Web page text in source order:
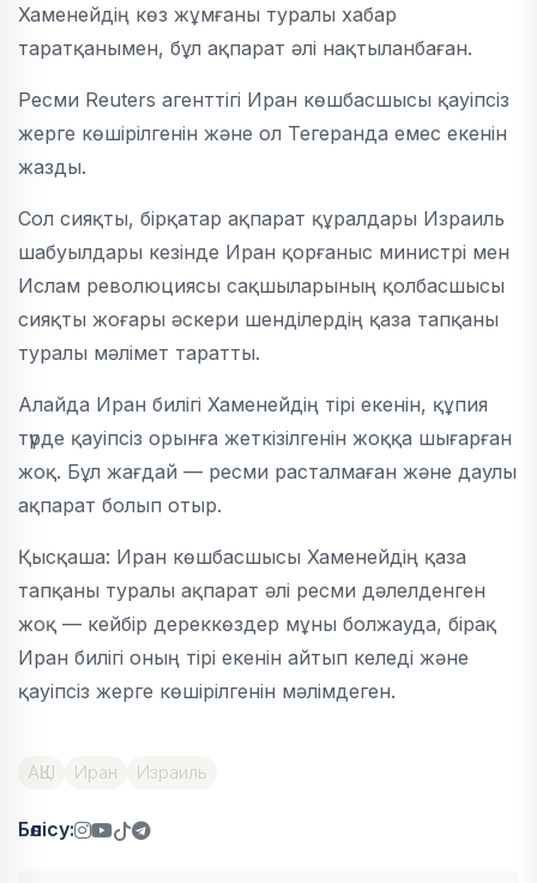
Хаменейдің көз жұмғаны туралы хабар
таратқанымен, бұл ақпарат әлі нақтыланбаған.
Ресми Reuters агенттігі Иран көшбасшысы қауіпсіз
жерге көшірілгенін және ол Тегеранда емес екенін
жазды.
Сол сияқты, бірқатар ақпарат құралдары Израиль
шабуылдары кезінде Иран қорғаныс министрі мен
Ислам революциясы сақшыларының қолбасшысы
сияқты жоғары әскери шенділердің қаза тапқаны
туралы мәлімет таратты.
Алайда Иран билігі Хаменейдің тірі екенін, құпия
түрде қауіпсіз орынға жеткізілгенін жоққа шығарған
жоқ. Бұл жағдай — ресми расталмаған және даулы
ақпарат болып отыр.
Қысқаша: Иран көшбасшысы Хаменейдің қаза
тапқаны туралы ақпарат әлі ресми дәлелденген
жоқ — кейбір дереккөздер мұны болжауда, бірақ
Иран билігі оның тірі екенін айтып келеді және
қауіпсіз жерге көшірілгенін мәлімдеген.
АҚШ Иран Израиль
Бөлісу: